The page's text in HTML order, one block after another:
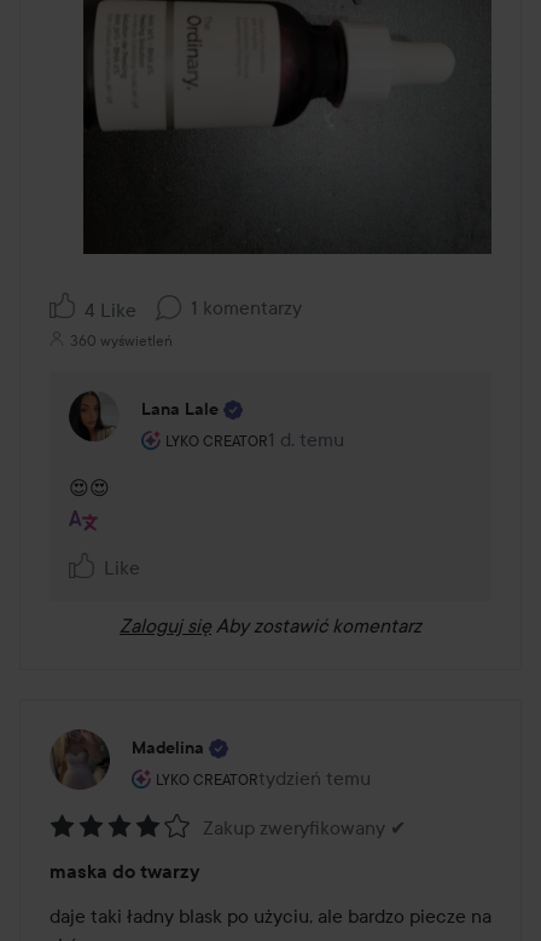
4 Like 1 komentarzy
360 wyświetleń
Lana Lale
LYKO CREATOR
Rola użytkownika: Lyko Creator.
1 d. temu
Komentarz został dodany 1 d.
😍😍
Like
Zaloguj się Aby zostawić komentarz
Madelina
LYKO CREATOR
Rola użytkownika: Lyko Creator.
tydzień temu
Post został utworzony tydzień
4
z
Zakup zweryfikowany ✔
maska do twarzy
daje taki ładny blask po użyciu, ale bardzo piecze na